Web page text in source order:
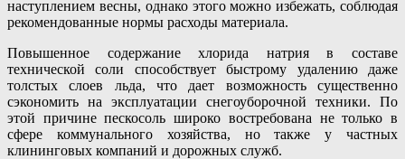
наступлением весны, однако этого можно избежать, соблюдая
рекомендованные нормы расходы материала.
Повышенное содержание хлорида натрия в составе
технической соли способствует быстрому удалению даже
толстых слоев льда, что дает возможность существенно
сэкономить на эксплуатации снегоуборочной техники. По
этой причине пескосоль широко востребована не только в
сфере коммунального хозяйства, но также у частных
клининговых компаний и дорожных служб.